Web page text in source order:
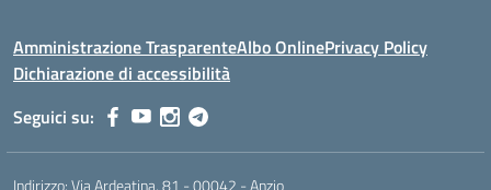
Amministrazione TrasparenteAlbo OnlinePrivacy Policy
Dichiarazione di accessibilità
Seguici su:
Indirizzo:Via Ardeatina, 81 - 00042 - Anzio